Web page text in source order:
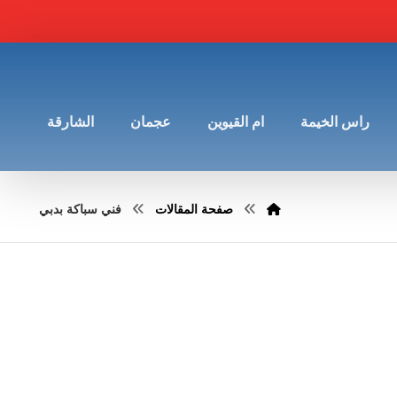
راس الخيمة ام القيوين عجمان الشارقة
صفحة المقالات فني سباكة بدبي